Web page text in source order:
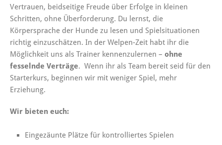
Vertrauen, beidseitige Freude über Erfolge in kleinen
Schritten, ohne Überforderung. Du lernst, die
Körpersprache der Hunde zu lesen und Spielsituationen
richtig einzuschätzen. In der Welpen-Zeit habt ihr die
Möglichkeit uns als Trainer kennenzulernen – ohne
fesselnde Verträge. Wenn ihr als Team bereit seid für den
Starterkurs, beginnen wir mit weniger Spiel, mehr
Erziehung.
Wir bieten euch:
Eingezäunte Plätze für kontrolliertes Spielen